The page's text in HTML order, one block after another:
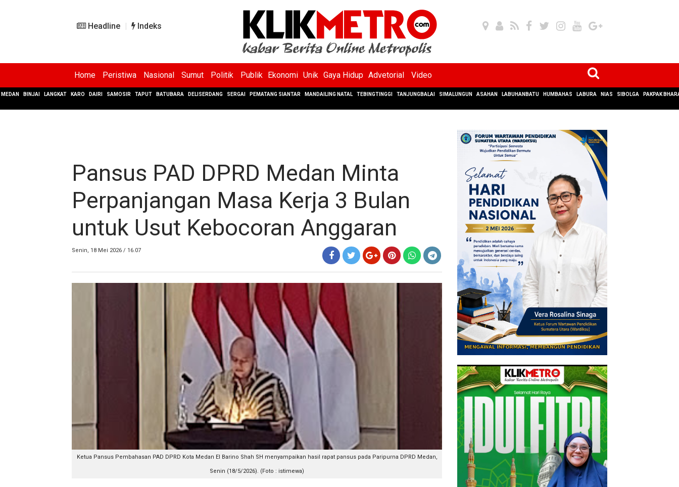
Headline Indeks
Home Peristiwa Nasional Sumut Politik Publik Ekonomi Unik Gaya Hidup Advetorial Video
MEDAN BINJAI LANGKAT KARO DAIRI SAMOSIR TAPUT BATUBARA DELISERDANG SERGAI PEMATANG SIANTAR MANDAILING NATAL TEBINGTINGGI TANJUNGBALAI SIMALUNGUN ASAHAN LABUHANBATU HUMBAHAS LABURA NIAS SIBOLGA PAKPAK
Pansus PAD DPRD Medan Minta
Perpanjangan Masa Kerja 3 Bulan
untuk Usut Kebocoran Anggaran
Senin, 18 Mei 2026 / 16.07
Ketua Pansus Pembahasan PAD DPRD Kota Medan El Barino Shah SH menyampaikan hasil rapat pansus pada Paripurna DPRD Medan,
Senin (18/5/2026). (Foto : istimewa)